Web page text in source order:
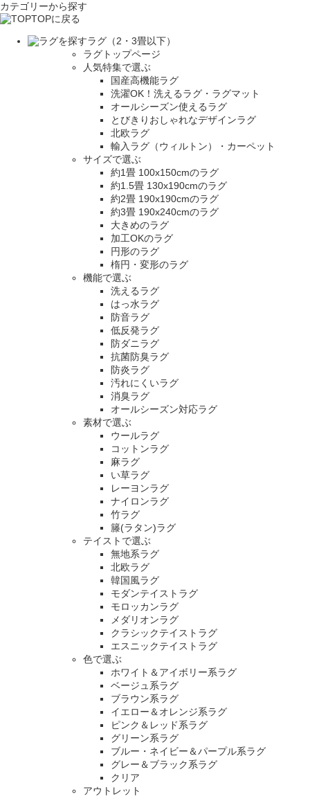
カテゴリーから探す
TOPに戻る
ラグ（2・3畳以下）
ラグトップページ
人気特集で選ぶ
国産高機能ラグ
洗濯OK！洗えるラグ・ラグマット
オールシーズン使えるラグ
とびきりおしゃれなデザインラグ
北欧ラグ
輸入ラグ（ウィルトン）・カーペット
サイズで選ぶ
約1畳 100x150cmのラグ
約1.5畳 130x190cmのラグ
約2畳 190x190cmのラグ
約3畳 190x240cmのラグ
大きめのラグ
加工OKのラグ
円形のラグ
楕円・変形のラグ
機能で選ぶ
洗えるラグ
はっ水ラグ
防音ラグ
低反発ラグ
防ダニラグ
抗菌防臭ラグ
防炎ラグ
汚れにくいラグ
消臭ラグ
オールシーズン対応ラグ
素材で選ぶ
ウールラグ
コットンラグ
麻ラグ
い草ラグ
レーヨンラグ
ナイロンラグ
竹ラグ
籐(ラタン)ラグ
テイストで選ぶ
無地系ラグ
北欧ラグ
韓国風ラグ
モダンテイストラグ
モロッカンラグ
メダリオンラグ
クラシックテイストラグ
エスニックテイストラグ
色で選ぶ
ホワイト＆アイボリー系ラグ
ベージュ系ラグ
ブラウン系ラグ
イエロー＆オレンジ系ラグ
ピンク＆レッド系ラグ
グリーン系ラグ
ブルー・ネイビー＆パープル系ラグ
グレー＆ブラック系ラグ
クリア
アウトレット